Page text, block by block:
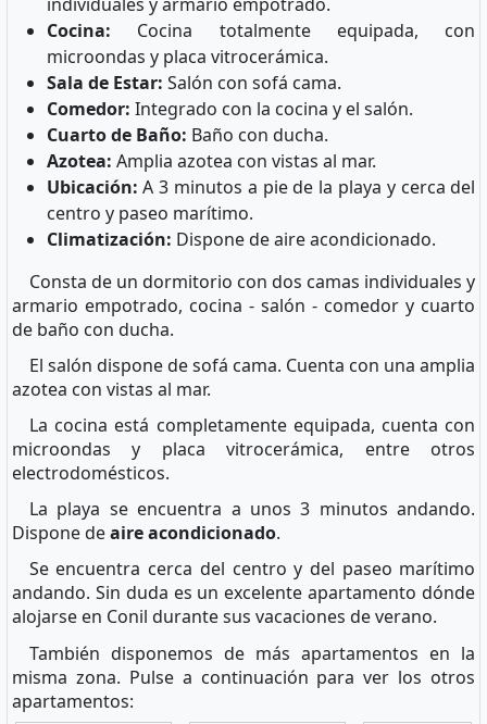
Cocina: Cocina totalmente equipada, con
microondas y placa vitrocerámica.
Sala de Estar: Salón con sofá cama.
Comedor: Integrado con la cocina y el salón.
Cuarto de Baño: Baño con ducha.
Azotea: Amplia azotea con vistas al mar.
Ubicación: A 3 minutos a pie de la playa y cerca del
centro y paseo marítimo.
Climatización: Dispone de aire acondicionado.
Consta de un dormitorio con dos camas individuales y
armario empotrado, cocina - salón - comedor y cuarto
de baño con ducha.
El salón dispone de sofá cama. Cuenta con una amplia
azotea con vistas al mar.
La cocina está completamente equipada, cuenta con
microondas y placa vitrocerámica, entre otros
electrodomésticos.
La playa se encuentra a unos 3 minutos andando.
Dispone deaire acondicionado.
Se encuentra cerca del centro y del paseo marítimo
andando. Sin duda es un excelente apartamento dónde
alojarse en Conil durante sus vacaciones de verano.
También disponemos de más apartamentos en la
misma zona. Pulse a continuación para ver los otros
apartamentos: